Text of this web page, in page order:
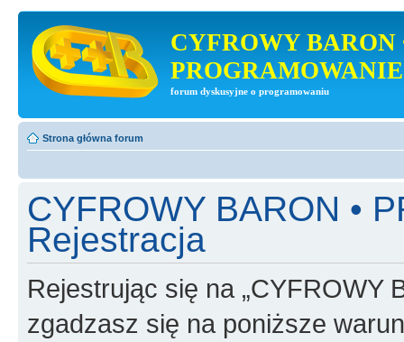
CYFROWY BARON
PROGRAMOWANIE
forum dyskusyjne o programowaniu
Strona główna forum
CYFROWY BARON •
Rejestracja
Rejestrując się na „CYFROWY
zgadzasz się na poniższe